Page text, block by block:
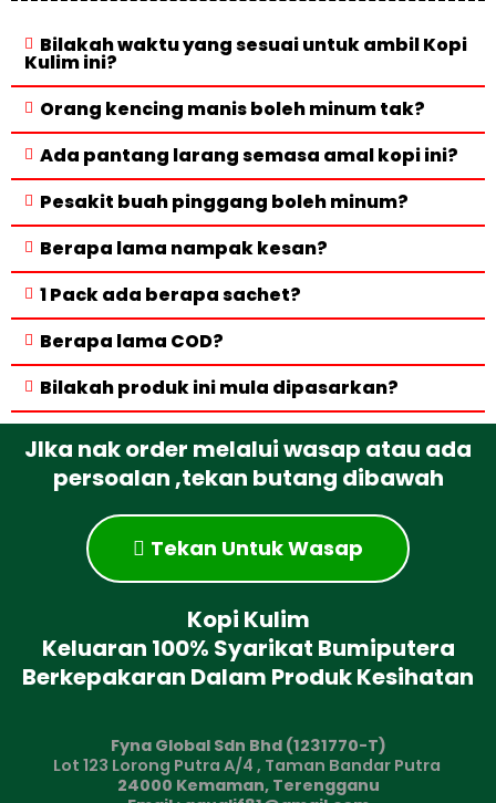
Bilakah waktu yang sesuai untuk ambil Kopi
Kulim ini?
Orang kencing manis boleh minum tak?
Ada pantang larang semasa amal kopi ini?
Pesakit buah pinggang boleh minum?
Berapa lama nampak kesan?
1 Pack ada berapa sachet?
Berapa lama COD?
Bilakah produk ini mula dipasarkan?
JIka nak order melalui wasap atau ada
persoalan ,tekan butang dibawah
Tekan Untuk Wasap
Kopi Kulim
Keluaran 100% Syarikat Bumiputera
Berkepakaran Dalam Produk Kesihatan
Fyna Global Sdn Bhd (1231770-T)
Lot 123 Lorong Putra A/4 , Taman Bandar Putra
24000 Kemaman, Terengganu